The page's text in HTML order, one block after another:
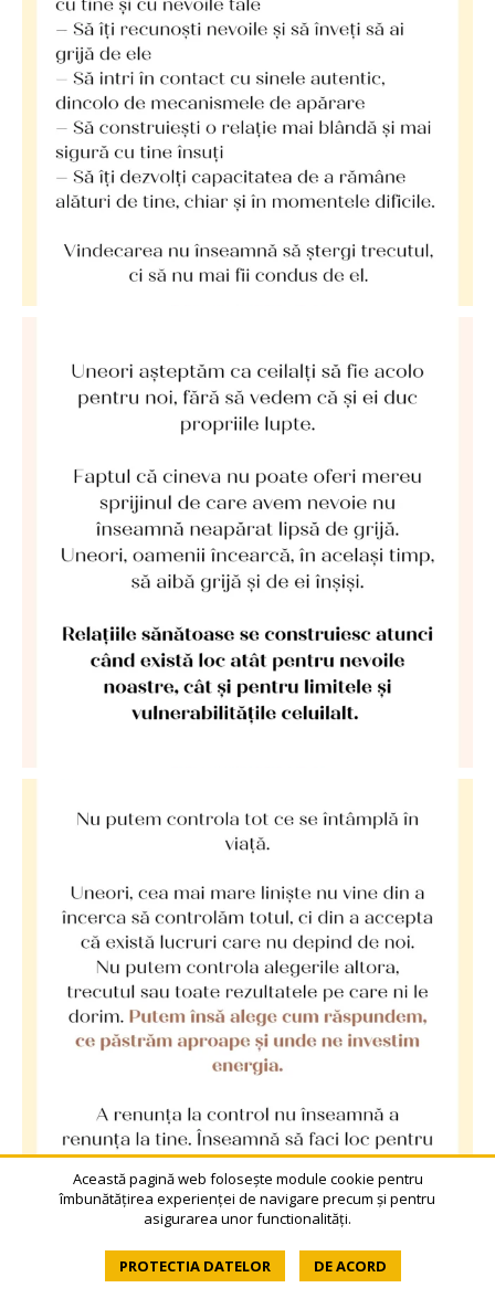
Această pagină web folosește module cookie pentru
îmbunătățirea experienței de navigare precum și pentru
asigurarea unor functionalități.
PROTECTIA DATELOR DE ACORD